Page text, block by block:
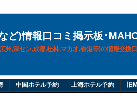
ど)情報口コミ掲示板･
州,深セン,成都,桂林,マカオ,香港等)の情報交換
中国ホテル予約 上海ホテル予約 旧